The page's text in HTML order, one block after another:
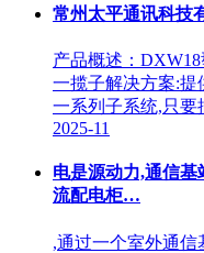
常州太平通讯科技
产品概述：
一揽子解决方案:
一系列子系统,只
2025-11
电是源动力,通信
流配电柜…
,通过一个室外通